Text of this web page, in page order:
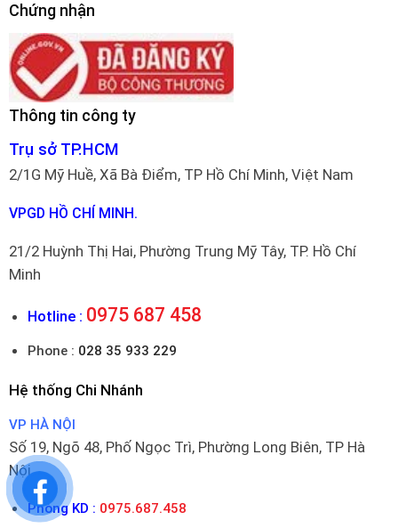
Chứng nhận
Thông tin công ty
Trụ sở TP.HCM
2/1G Mỹ Huề, Xã Bà Điểm, TP Hồ Chí Minh, Việt Nam
VPGD HỒ CHÍ MINH.
21/2 Huỳnh Thị Hai, Phường Trung Mỹ Tây, TP. Hồ Chí
Minh
Hotline : 0975 687 458
Phone : 028 35 933 229
Hệ thống Chi Nhánh
VP HÀ NỘI
Số 19, Ngõ 48, Phố Ngọc Trì, Phường Long Biên, TP Hà
Nội
Phòng KD : 0975.687.458